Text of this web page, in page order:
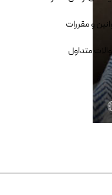
و مقررات
متداول